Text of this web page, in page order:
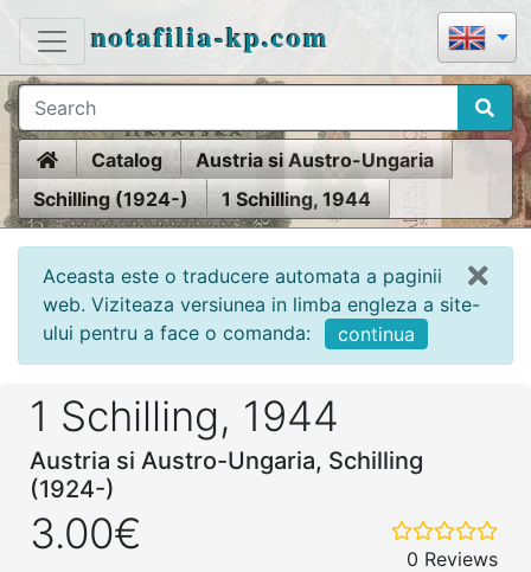
notafilia-kp.com
HomeCatalog
Austria si Austro-Ungaria
Schilling (1924-)
1 Schilling, 1944
Aceasta este o traducere automata a paginii
web. Viziteaza versiunea in limba engleza a site-
ului pentru a face o comanda:
continua
1 Schilling, 1944
Austria si Austro-Ungaria, Schilling
(1924-)
3.00€
0 Reviews